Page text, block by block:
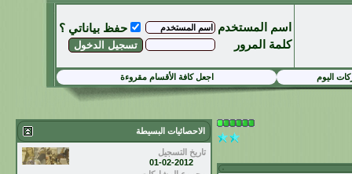
اسم المستخدم
حفظ بياناتي ؟
كلمة المرور
اليوم اجعل كافة الأقسام مقروءة
الاحصائيات البسيطة
تاريخ التسجيل
01-02-2012